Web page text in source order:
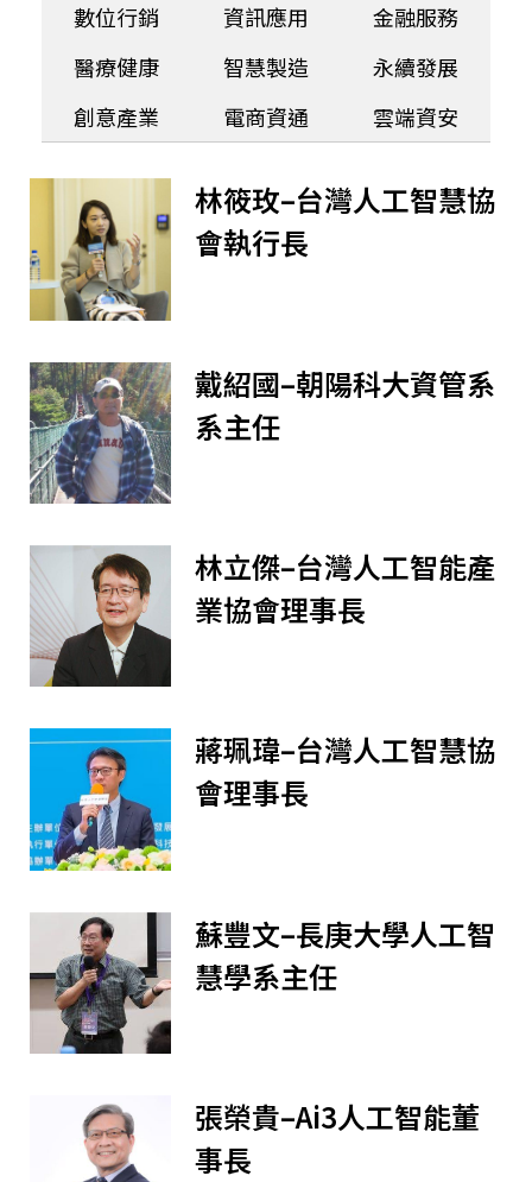
數位行銷
資訊應用
金融服務
醫療健康
智慧製造
永續發展
創意產業
電商資通 雲端資安
林筱玫–台灣人工智慧協
會執行長
戴紹國–朝陽科大資管系
系主任
林立傑–台灣人工智能產
業協會理事長
蔣珮瑋–台灣人工智慧協
會理事長
蘇豐文–長庚大學人工智
慧學系主任
張榮貴–Ai3人工智能董
事長